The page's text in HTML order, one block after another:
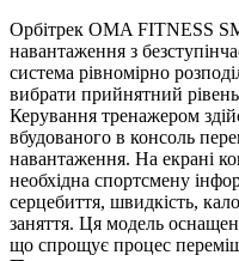
Орбітрек OMA FITNESS
навантаження з
система рівномірно
вибрати прийнятний
Керування тренажером
вбудованого в консоль
навантаження. На екрані
необхідна спортсмену
серцебиття, швидкість,
заняття. Ця модель
що спрощує процес